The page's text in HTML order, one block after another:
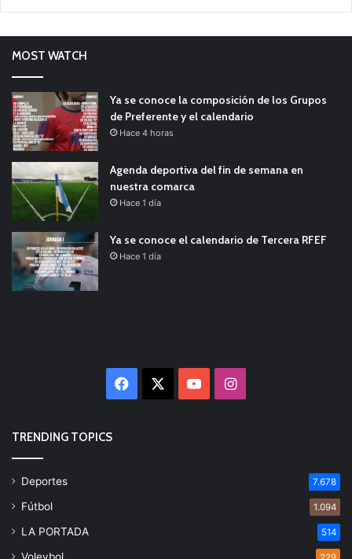
MOST WATCH
Ya se conoce la composición de los Grupos
de Preferente y el calendario
Hace 4 horas
Agenda deportiva del fin de semana en
nuestra comarca
Hace 1 día
Ya se conoce el calendario de Tercera RFEF
Hace 1 día
Facebook YouTubeInstagram
TRENDING TOPICS
Deportes 7.678
Fútbol 1.094
LA PORTADA 514
Voleybol